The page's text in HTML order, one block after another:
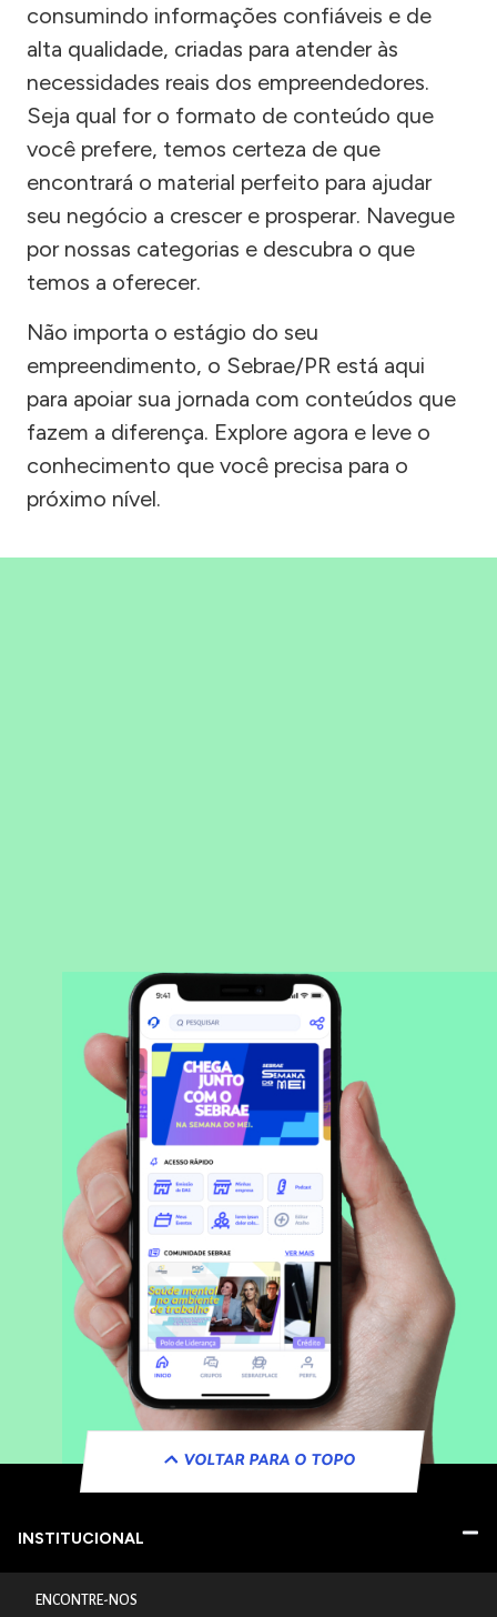
consumindo informações confiáveis e de
alta qualidade, criadas para atender às
necessidades reais dos empreendedores.
Seja qual for o formato de conteúdo que
você prefere, temos certeza de que
encontrará o material perfeito para ajudar
seu negócio a crescer e prosperar. Navegue
por nossas categorias e descubra o que
temos a oferecer.
Não importa o estágio do seu
empreendimento, o Sebrae/PR está aqui
para apoiar sua jornada com conteúdos que
fazem a diferença. Explore agora e leve o
conhecimento que você precisa para o
próximo nível.
VOLTAR PARA O TOPO
INSTITUCIONAL
ENCONTRE-NOS